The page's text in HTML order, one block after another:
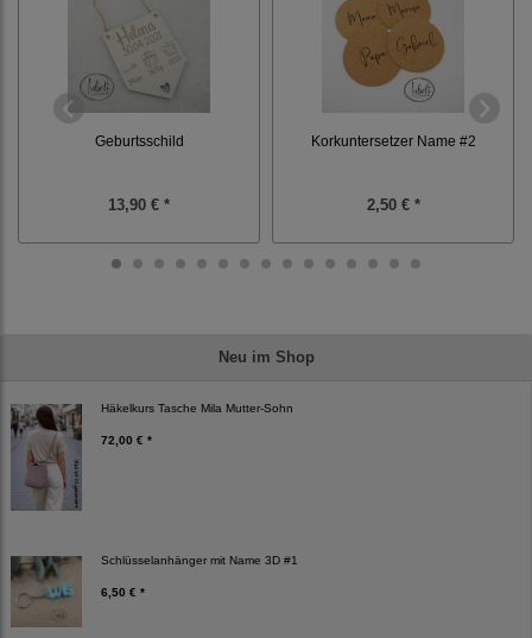
Neu im Shop
Häkelkurs Tasche Mila Mutter-Sohn
72,00 € *
Schlüsselanhänger mit Name 3D #1
6,50 € *
Geburtsschild
13,90 € *
Korkuntersetzer Name #2
2,50 € *